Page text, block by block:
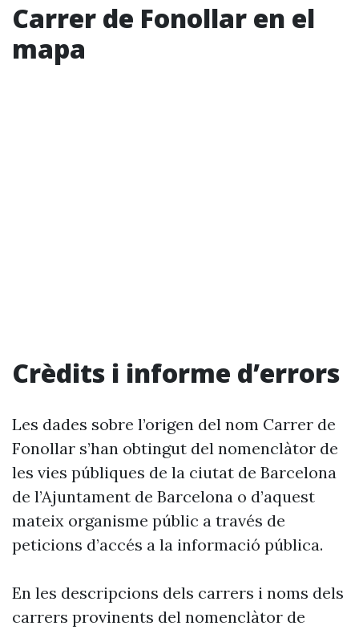
Carrer de Fonollar en el
mapa
Crèdits i informe d’errors
Les dades sobre l’origen del nom Carrer de
Fonollar s’han obtingut del nomenclàtor de
les vies públiques de la ciutat de Barcelona
de l’Ajuntament de Barcelona o d’aquest
mateix organisme públic a través de
peticions d’accés a la informació pública.
En les descripcions dels carrers i noms dels
carrers provinents del nomenclàtor de